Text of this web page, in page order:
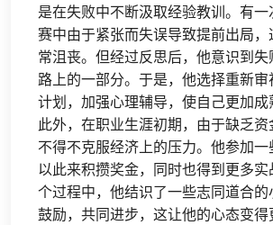
是在失败中不断汲取经验教训。有一
赛中由于紧张而失误导致提前出局
常沮丧。但经过反思后，他意识到
路上的一部分。于是，他选择重新审
计划，加强心理辅导，使自己更加成
此外，在职业生涯初期，由于缺乏
不得不克服经济上的压力。他参加一
以此来积攒奖金，同时也得到更多
个过程中，他结识了一些志同道合的
鼓励，共同进步，这让他的心态变得